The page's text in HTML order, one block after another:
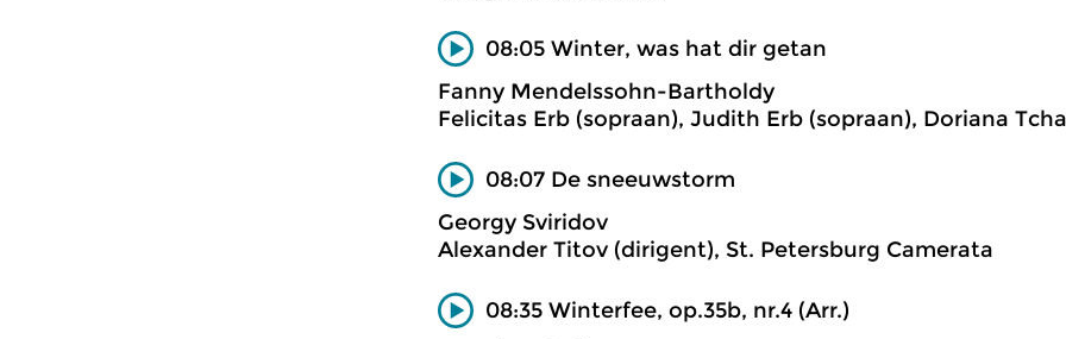
08:05 Winter, was hat dir getan
Fanny Mendelssohn-Bartholdy
Felicitas Erb (sopraan), Judith Erb (sopraan), Doriana
08:07 De sneeuwstorm
Georgy Sviridov
Alexander Titov (dirigent), St. Petersburg Camerata
08:35 Winterfee, op.35b, nr.4 (Arr.)